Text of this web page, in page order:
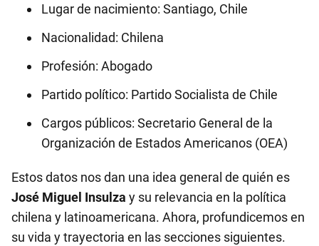
Lugar de nacimiento: Santiago, Chile
Nacionalidad: Chilena
Profesión: Abogado
Partido político: Partido Socialista de Chile
Cargos públicos: Secretario General de la
Organización de Estados Americanos (OEA)
Estos datos nos dan una idea general de quién es
José Miguel Insulza y su relevancia en la política
chilena y latinoamericana. Ahora, profundicemos en
su vida y trayectoria en las secciones siguientes.